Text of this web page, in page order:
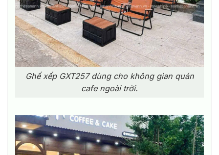
Ghế xếp GXT257 dùng cho không gian quán
cafe ngoài trời.